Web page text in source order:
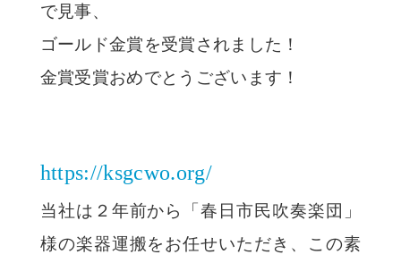
で見事、
ゴールド金賞を受賞されました！
金賞受賞おめでとうございます！
https://ksgcwo.org/
当社は２年前から「春日市民吹奏楽団」
様の楽器運搬をお任せいただき、この素